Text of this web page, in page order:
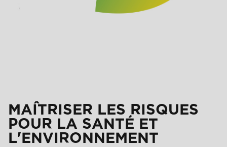
MAÎTRISER LES RISQUES
POUR LA SANTÉ ET
L'ENVIRONNEMENT